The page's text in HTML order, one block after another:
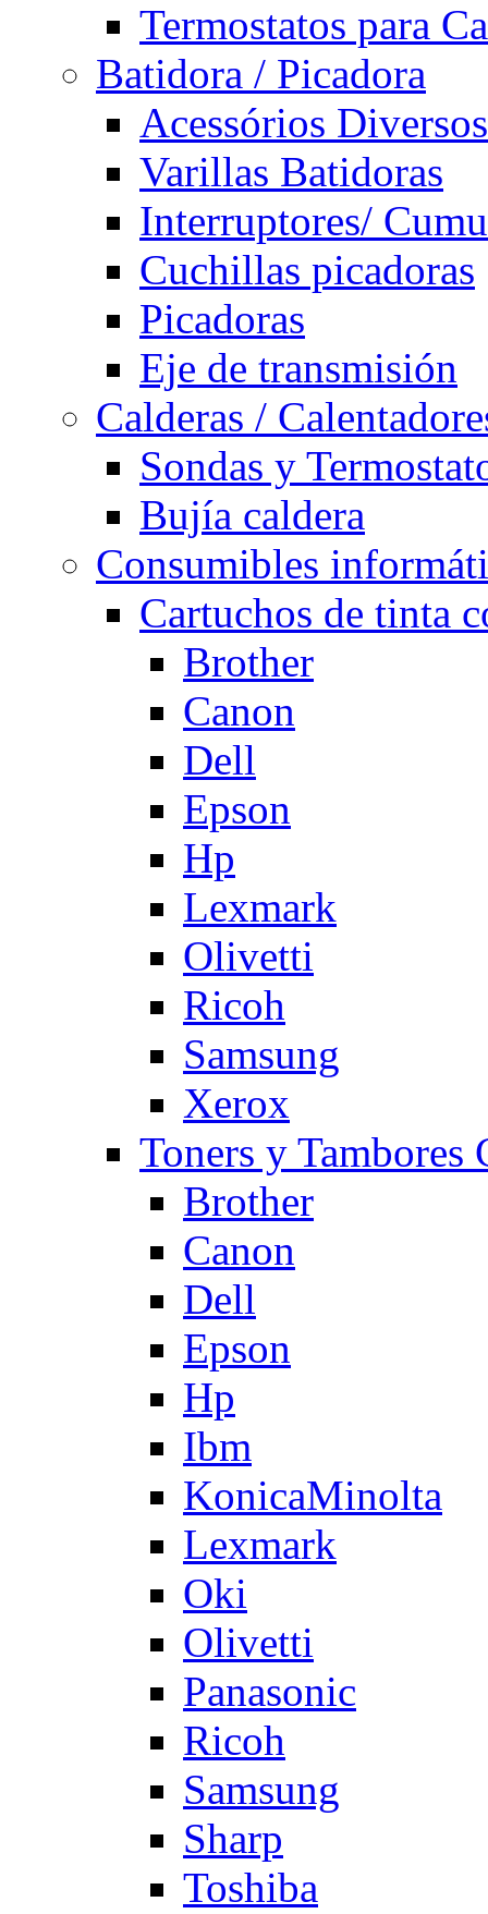
Termostatos para
Batidora / Picadora
Acessórios Diversos
Varillas Batidoras
Interruptores/
Cuchillas picadoras
Picadoras
Eje de transmisión
Calderas /
Sondas y
Bujía caldera
Consumibles
Cartuchos de tinta
Brother
Canon
Dell
Epson
Hp
Lexmark
Olivetti
Ricoh
Samsung
Xerox
Toners y
Brother
Canon
Dell
Epson
Hp
Ibm
KonicaMinolta
Lexmark
Oki
Olivetti
Panasonic
Ricoh
Samsung
Sharp
Toshiba